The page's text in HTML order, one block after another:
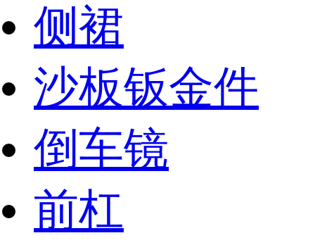
侧裙
沙板钣金件
倒车镜
前杠